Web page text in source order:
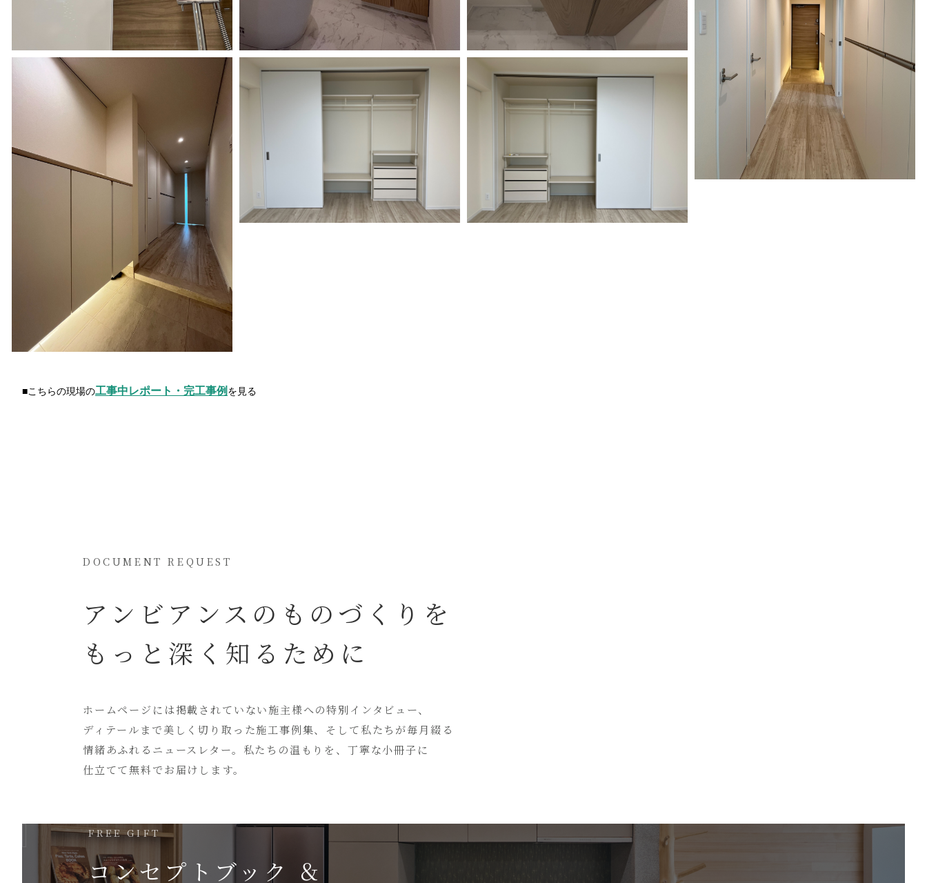
■こちらの現場の工事中レポート・完工事例 を見る
DOCUMENT REQUEST
アンビアンスの ものづくりを
もっと深く知るために
ホームページには掲載されていない施主様への特別インタビュー、
ディテールまで美しく切り取った施工事例集、そして私たちが毎月綴る
情緒あふれるニュースレター。 私たちの温もりを、丁寧な小冊子に
仕立てて無料でお届けします。
FREE GIFT
コンセプトブック ＆